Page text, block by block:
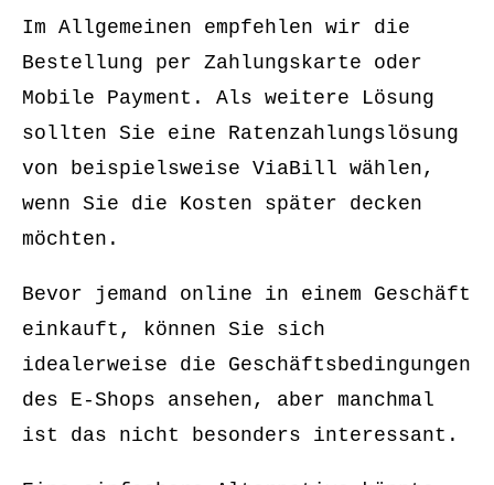
Im Allgemeinen empfehlen wir die
Bestellung per Zahlungskarte oder
Mobile Payment. Als weitere Lösung
sollten Sie eine Ratenzahlungslösung
von beispielsweise ViaBill wählen,
wenn Sie die Kosten später decken
möchten.
Bevor jemand online in einem Geschäft
einkauft, können Sie sich
idealerweise die Geschäftsbedingungen
des E-Shops ansehen, aber manchmal
ist das nicht besonders interessant.